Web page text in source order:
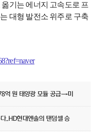
기는 에너지 고속도로 프
대형 발전소 위주로 구축
양광 모듈 공급→미국 프로젝트 수주
현대엔솔의 탠덤셀 승부수